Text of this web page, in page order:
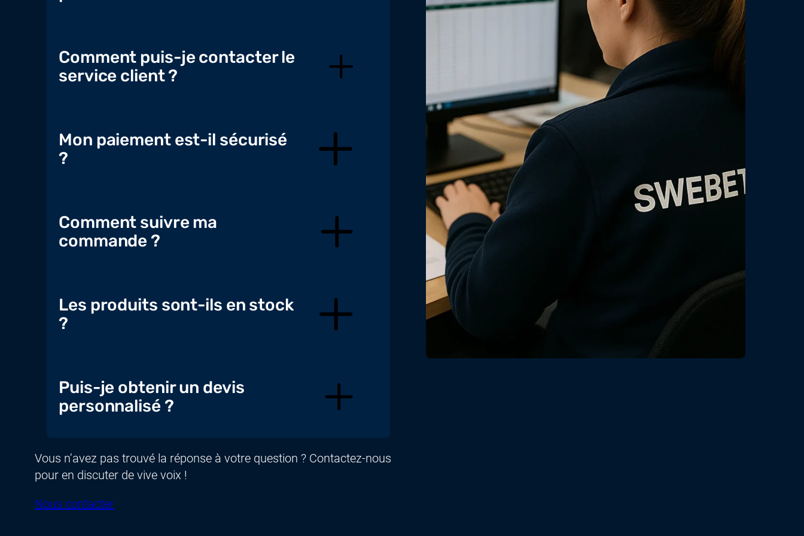
Comment puis-je contacter le
service client ?
Mon paiement est-il sécurisé
?
Comment suivre ma
commande ?
Les produits sont-ils en stock
?
Puis-je obtenir un devis
personnalisé ?
Vous n’avez pas trouvé la réponse à votre question ? Contactez-nous
pour en discuter de vive voix !
Nous contacter